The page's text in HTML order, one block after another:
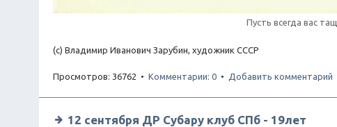
Пусть всегда вас
(с) Владимир Иванович Зарубин, художник СССР
Просмотров: 36762 • Комментарии: 0 • Добавить комментарий
12 сентября ДР Субару клуб СПб - 19лет